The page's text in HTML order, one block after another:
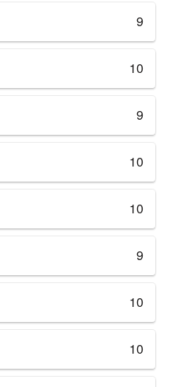
9
10
9
10
10
9
10
10